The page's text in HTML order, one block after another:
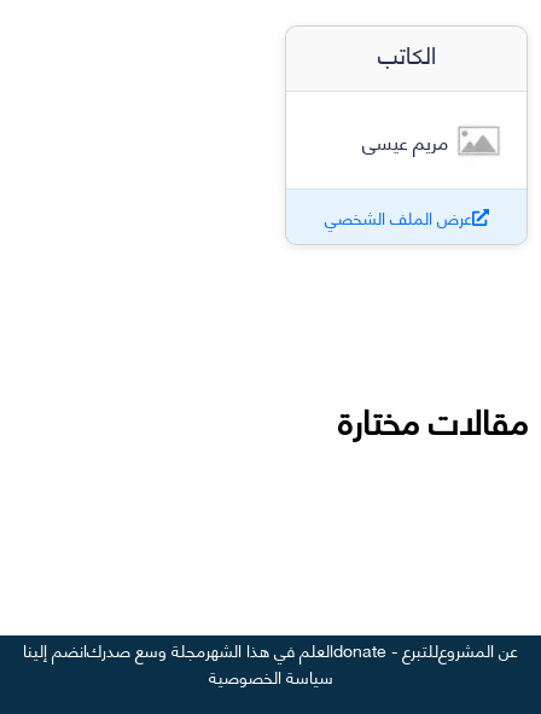
الكاتب
مريم عيسى
عرض الملف الشخصي
مقالات مختارة
عن المشروعللتبرع - donate العلم في هذا الشهرمجلة وسع صدركانضم إلينا
سياسة الخصوصية